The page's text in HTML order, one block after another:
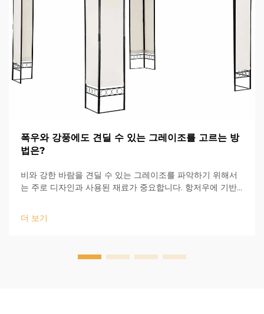
폭우와 강풍에도 견딜 수 있는 그레이조를 고르는 방
법은?
비와 강한 바람을 견딜 수 있는 그레이조를 파악하기 위해서
는 주로 디자인과 사용된 재료가 중요합니다. 항저우에 기반
유하고 있으며, 내구성의 첫 번째 요소가 무엇인지 잘 알고 있
습니다...
더 보기